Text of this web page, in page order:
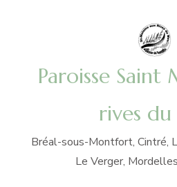
Paroisse Saint
rives
Bréal-sous-Montfort, Cintré,
Le Verger,